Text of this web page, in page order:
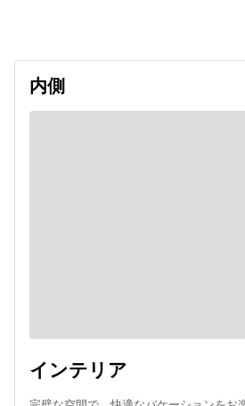
内側
インテリア